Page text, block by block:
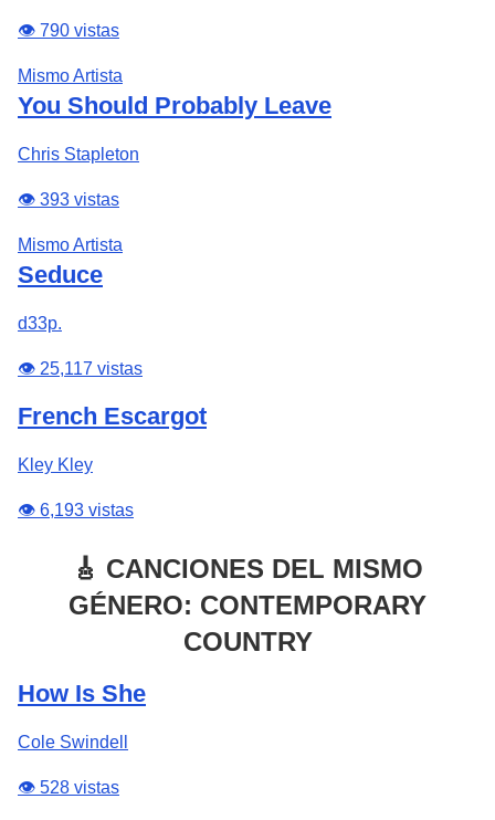
👁️ 790 vistas
Mismo Artista
You Should Probably Leave
Chris Stapleton
👁️ 393 vistas
Mismo Artista
Seduce
d33p.
👁️ 25,117 vistas
French Escargot
Kley Kley
👁️ 6,193 vistas
🎸 CANCIONES DEL MISMO
GÉNERO: CONTEMPORARY
COUNTRY
How Is She
Cole Swindell
👁️ 528 vistas